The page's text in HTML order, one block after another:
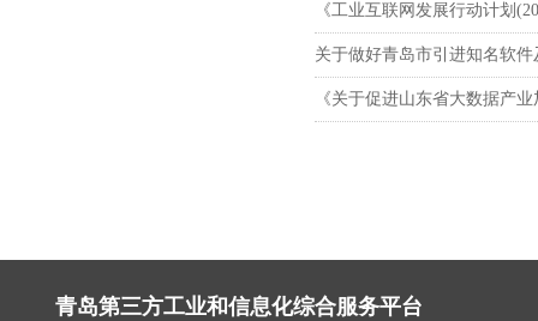
《工业互联网发展行动计划
关于做好青岛市引进知名软
《关于促进山东省大数据产
青岛第三方工业和信息化综合服务平台